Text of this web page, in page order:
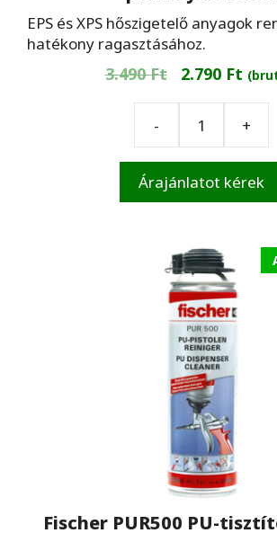
EPS és XPS hőszigetelő anyagok
hatékony ragasztásához.
3.490Ft
Original
was:
3.490 Ft.
2.790 Ft
- +
Árajánlatot kérek
Fischer PUR500 PU-